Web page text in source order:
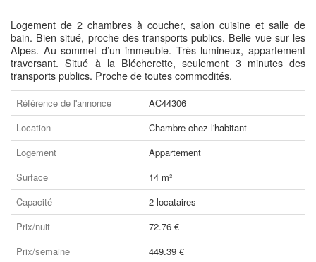
Logement de 2 chambres à coucher, salon cuisine et salle de
bain. Bien situé, proche des transports publics. Belle vue sur les
Alpes. Au sommet d’un immeuble. Très lumineux, appartement
traversant. Situé à la Blécherette, seulement 3 minutes des
transports publics. Proche de toutes commodités.
Référence de l'annonce
AC44306
Location
Chambre chez l'habitant
Logement
Appartement
Surface
14 m²
Capacité
2 locataires
Prix/nuit
72.76 €
Prix/semaine
449.39 €